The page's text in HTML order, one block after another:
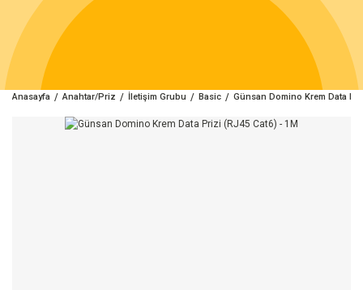
Anasayfa Anahtar/Priz İletişim Grubu Basic Günsan Domino Krem Data